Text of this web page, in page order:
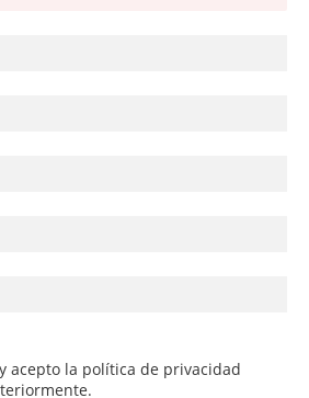
acepto la política de privacidad